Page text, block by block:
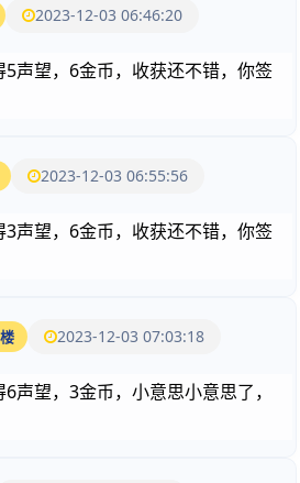
2023-12-03 06:46:20
声望，6金币，收获还不错，你签
2023-12-03 06:55:56
声望，6金币，收获还不错，你签
2023-12-03 07:03:18
声望，3金币，小意思小意思了，